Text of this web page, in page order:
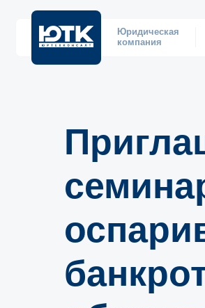
Юридическая
компания